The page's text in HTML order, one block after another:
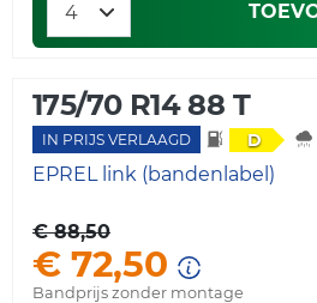
175/70 R14 88 T
IN PRIJS VERLAAGD D
EPREL link (bandenlabel)
€ 88,50
€ 72,50
Bandprijs zonder montage